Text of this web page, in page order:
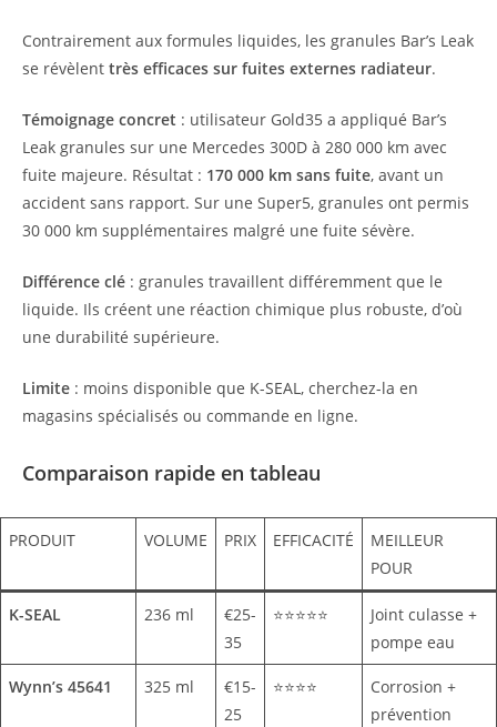
Contrairement aux formules liquides, les granules Bar’s Leak
se révèlent très efficaces sur fuites externes radiateur.
Témoignage concret : utilisateur Gold35 a appliqué Bar’s
Leak granules sur une Mercedes 300D à 280 000 km avec
fuite majeure. Résultat : 170 000 km sans fuite, avant un
accident sans rapport. Sur une Super5, granules ont permis
30 000 km supplémentaires malgré une fuite sévère.
Différence clé : granules travaillent différemment que le
liquide. Ils créent une réaction chimique plus robuste, d’où
une durabilité supérieure.
Limite : moins disponible que K-SEAL, cherchez-la en
magasins spécialisés ou commande en ligne.
Comparaison rapide en tableau
PRODUIT VOLUME PRIX EFFICACITÉ
MEILLEUR
POUR
K-SEAL 236 ml
€25-
35
⭐⭐⭐⭐⭐
Joint culasse +
pompe eau
Wynn’s 45641 325 ml
€15-
25
⭐⭐⭐⭐
Corrosion +
prévention